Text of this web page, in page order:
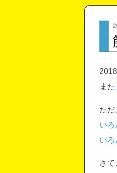
また
ただ
いろ
いろ
さて